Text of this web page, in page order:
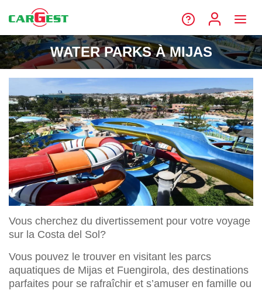
WATER PARKS À MIJAS
Vous cherchez du divertissement pour votre voyage
sur la Costa del Sol?
Vous pouvez le trouver en visitant les parcs
aquatiques de Mijas et Fuengirola, des destinations
parfaites pour se rafraîchir et s’amuser en famille ou